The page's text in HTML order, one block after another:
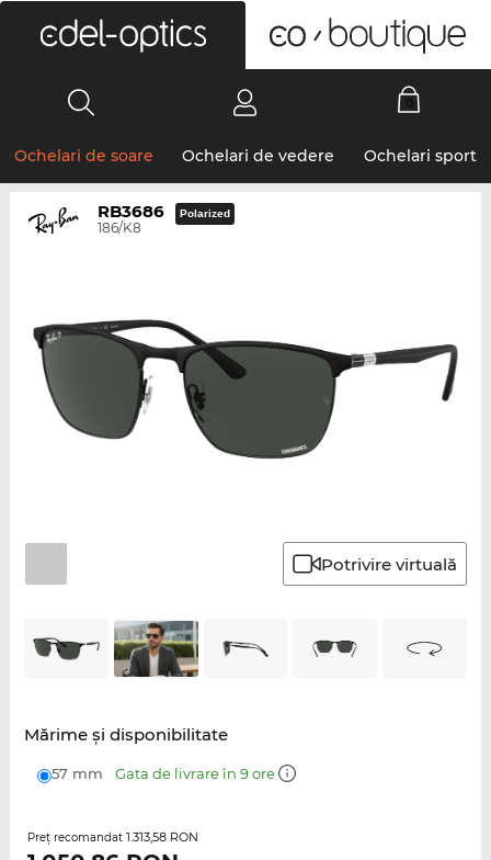
Ochelari de soare Ochelari de vedere Ochelari sport
RB3686
186/K8
Polarized
Potrivire virtuală
Mărime şi disponibilitate
57 mm Gata de livrare în 9 ore
Preţ recomandat 1.313,58 RON